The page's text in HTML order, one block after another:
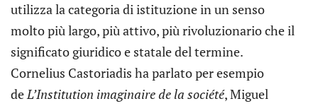
utilizza la categoria di istituzione in un senso
molto più largo, più attivo, più rivoluzionario che il
significato giuridico e statale del termine.
Cornelius Castoriadis ha parlato per esempio
deL’Institution imaginaire de la société, Miguel